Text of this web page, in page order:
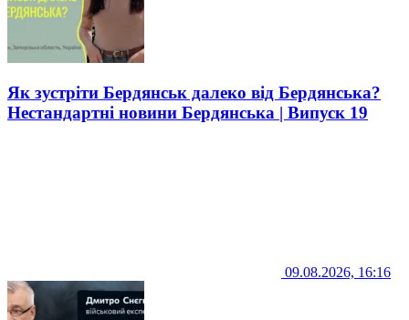
Як зустріти Бердянськ далеко від Бердянська?
Нестандартні новини Бердянська | Випуск 19
09.08.2026, 16:16